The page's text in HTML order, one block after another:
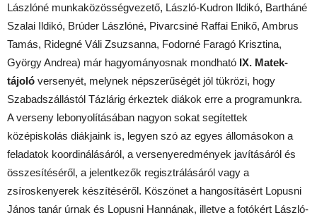
Lászlóné munkaközösségvezető, László-Kudron Ildikó, Bartháné
Szalai Ildikó, Brúder Lászlóné, Pivarcsiné Raffai Enikő, Ambrus
Tamás, Ridegné Váli Zsuzsanna, Fodorné Faragó Krisztina,
György Andrea) már hagyományosnak mondható IX. Matek-
tájoló versenyét, melynek népszerűségét jól tükrözi, hogy
Szabadszállástól Tázlárig érkeztek diákok erre a programunkra.
A verseny lebonyolításában nagyon sokat segítettek
középiskolás diákjaink is, legyen szó az egyes állomásokon a
feladatok koordinálásáról, a versenyeredmények javításáról és
összesítéséről, a jelentkezők regisztrálásáról vagy a
zsíroskenyerek készítéséről. Köszönet a hangosításért Lopusni
János tanár úrnak és Lopusni Hannának, illetve a fotókért László-